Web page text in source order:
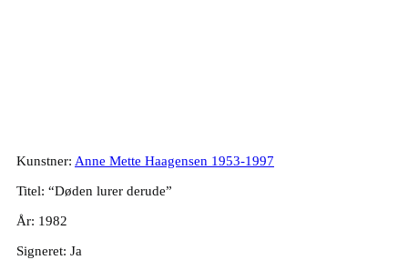
Kunstner: Anne Mette Haagensen 1953-1997
Titel: “Døden lurer derude”
År: 1982
Signeret: Ja